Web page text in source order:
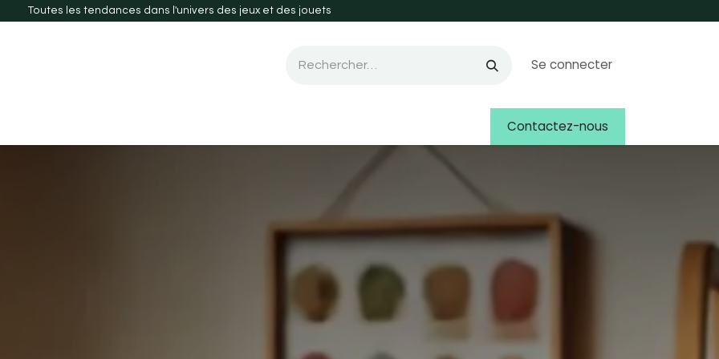
Toutes les tendances dans l'univers des jeux et des jouets
Se connecter
Contactez-nous